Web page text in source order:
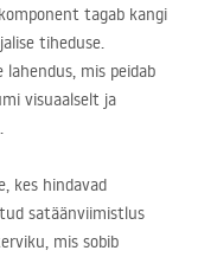
tagab kangi
tiheduse.
lahendus, mis peidab
visuaalselt ja
kes hindavad
satäänviimistlus
mis sobib